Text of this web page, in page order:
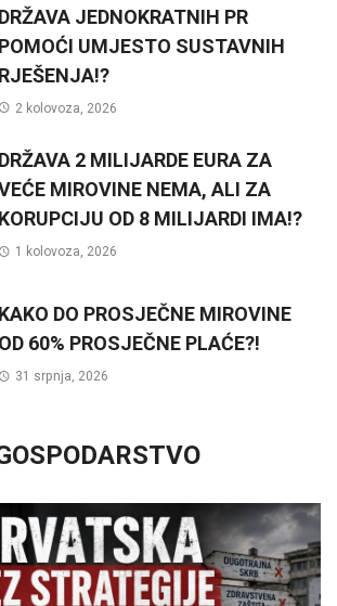
DRŽAVA JEDNOKRATNIH PR
POMOĆI UMJESTO SUSTAVNIH
RJEŠENJA!?
2 kolovoza, 2026
DRŽAVA 2 MILIJARDE EURA ZA
MIROVINE NEMA, ALI ZA
KORUPCIJU OD 8 MILIJARDI IMA!?
1 kolovoza, 2026
KAKO DO PROSJEČNE MIROVINE
OD 60% PROSJEČNE PLAĆE?!
31 srpnja, 2026